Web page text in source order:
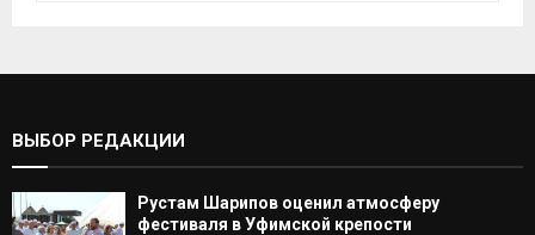
С
А
ВЫБОР РЕДАКЦИИ
Рустам Шарипов оценил атмосферу
фестиваля в Уфимской крепости